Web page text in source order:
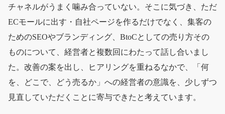
チャネルがうまく噛み合っていない。そこに気づき、ただ
ECモールに出す・自社ページを作るだけでなく、集客の
ためのSEOやブランディング、BtoCとしての売り方その
ものについて、経営者と複数回にわたって話し合いまし
た。改善の案を出し、ヒアリングを重ねるなかで、「何
を、どこで、どう売るか」への経営者の意識を、少しずつ
見直していただくことに寄与できたと考えています。